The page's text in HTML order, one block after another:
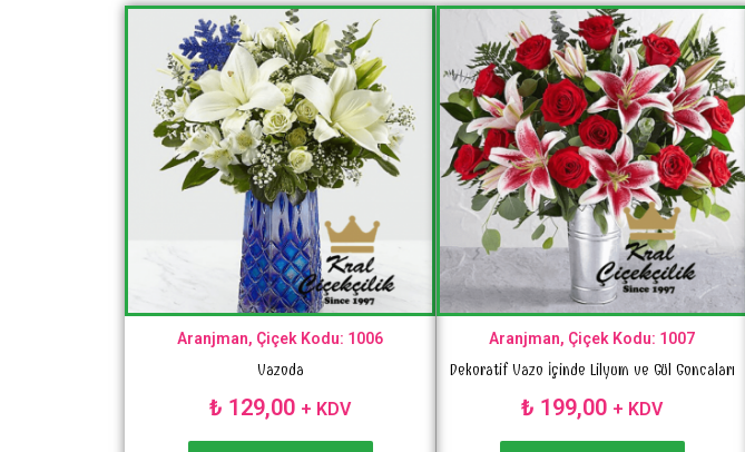
Aranjman, Çiçek Kodu: 1006
Vazoda
₺ 129,00 + KDV
Aranjman, Çiçek Kodu: 1007
Dekoratif Vazo İçinde Lilyum ve Gül Goncaları
₺ 199,00 + KDV